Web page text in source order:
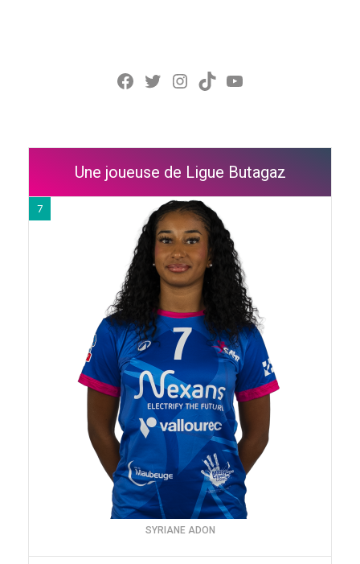
Facebook
Twitter
Instagram
TikTokYouTube
Une joueuse de Ligue Butagaz
7
SYRIANE ADON